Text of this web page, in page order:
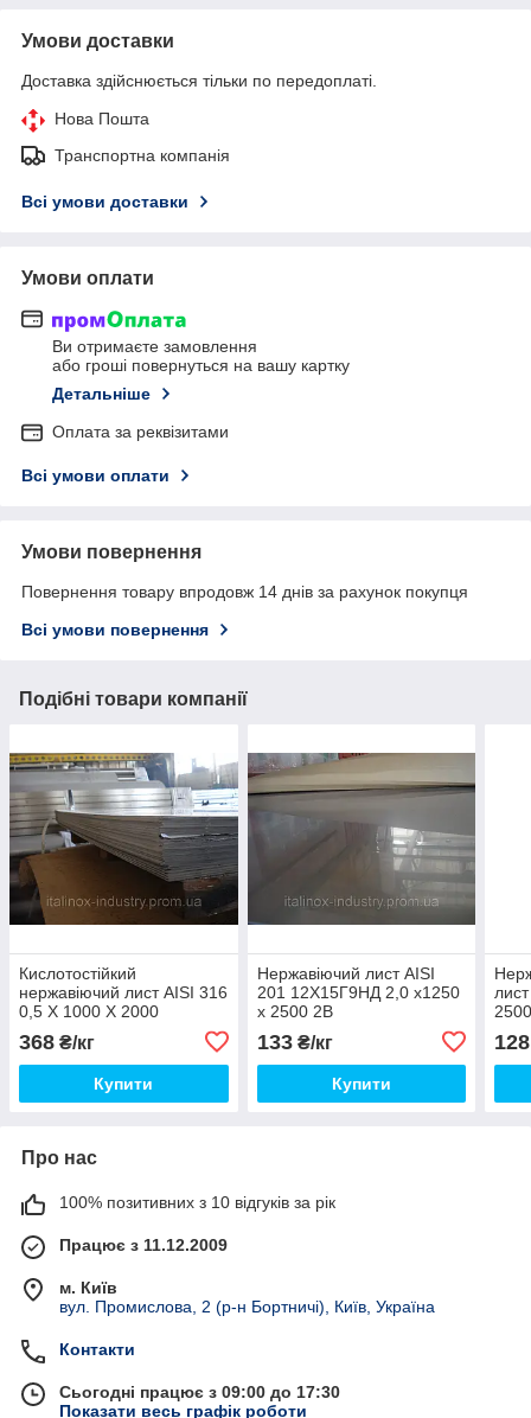
Умови доставки
Доставка здійснюється тільки по передоплаті.
Нова Пошта
Транспортна компанія
Всі умови доставки
Умови оплати
Ви отримаєте замовлення
або гроші повернуться на вашу картку
Детальніше
Оплата за реквізитами
Всі умови оплати
Умови повернення
Повернення товару впродовж 14 днів за рахунок покупця
Всі умови повернення
Подібні товари компанії
Кислотостійкий
нержавіючий лист AISI 316
0,5 Х 1000 Х 2000
368 ₴/кг
Купити
Нержавіючий лист AISI
201 12Х15Г9НД 2,0 х1250
х 2500 2В
133₴/кг
Купити
128
Про нас
100% позитивних з 10 відгуків за рік
Працює з 11.12.2009
м. Київ
вул. Промислова, 2 (р-н Бортничі), Київ, Україна
Контакти
Сьогодні працює з 09:00 до 17:30
Показати весь графік роботи